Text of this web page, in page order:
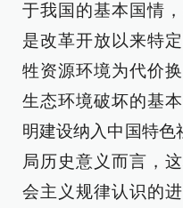
于我国的基本国情
是改革开放以来特
牲资源环境为代价
生态环境破坏的基
明建设纳入中国特色
局历史意义而言，
会主义规律认识的